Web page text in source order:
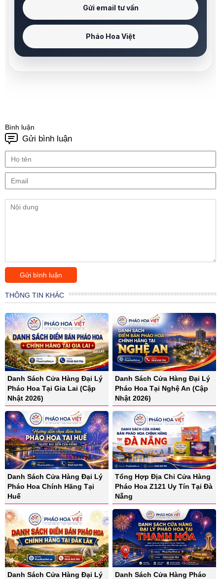
Gửi email tư vấn
Pháo Hoa Việt
Bình luận
Gửi bình luận
THÔNG TIN KHÁC
Danh Sách Cửa Hàng Đại Lý
Pháo Hoa Tại Gia Lai (Cập
Nhật 2026)
Danh Sách Cửa Hàng Đại Lý
Pháo Hoa Tại Nghệ An (Cập
Nhật 2026)
Danh Sách Cửa Hàng Đại Lý
Pháo Hoa Chính Hãng Tại
Huế
Tổng Hợp Địa Chỉ Cửa Hàng
Pháo Hoa Z121 Uy Tín Tại Đà
Nẵng
Danh Sách Cửa Hàng Đại Lý
Danh Sách Cửa Hàng Pháo